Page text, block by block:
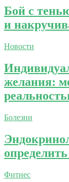
Бой с
и
Новости
желания:
Болезни
Фитнес